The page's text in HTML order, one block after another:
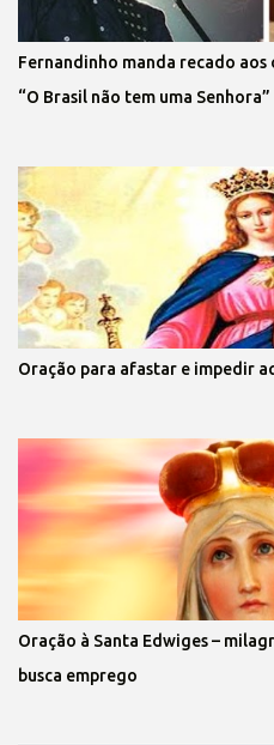
Fernandinho manda recado aos
“O Brasil não tem uma Senhora”
Oração para afastar e impedir
Oração à Santa Edwiges –
busca emprego